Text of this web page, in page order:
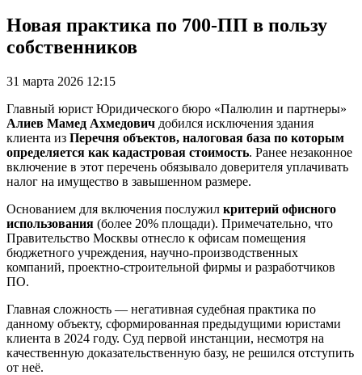
Новая практика по 700-ПП в пользу
собственников
31 марта 2026 12:15
Главный юрист Юридического бюро «Палюлин и партнеры»
Алиев Мамед Ахмедович добился исключения здания
клиента из Перечня объектов, налоговая база по которым
определяется как кадастровая стоимость. Ранее незаконное
включение в этот перечень обязывало доверителя уплачивать
налог на имущество в завышенном размере.
Основанием для включения послужил критерий офисного
использования (более 20% площади). Примечательно, что
Правительство Москвы отнесло к офисам помещения
бюджетного учреждения, научно-производственных
компаний, проектно-строительной фирмы и разработчиков
ПО.
Главная сложность — негативная судебная практика по
данному объекту, сформированная предыдущими юристами
клиента в 2024 году. Суд первой инстанции, несмотря на
качественную доказательственную базу, не решился отступить
от неё.